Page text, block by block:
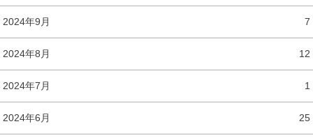
2024年9月 7
2024年8月 12
2024年7月 1
2024年6月 25